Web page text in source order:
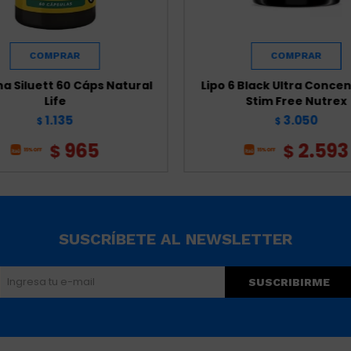
Siluett 60 Cáps Natural
Life
$ 1.135
$965
Lipo 6 Black Ultra
Stim Free Nutrex
$ 3.050
$2.593
SUSCRÍBETE AL NEWSLETTER
SUSCRIBIRME